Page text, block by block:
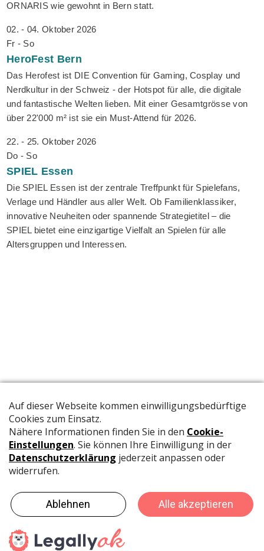
ORNARIS wie gewohnt in Bern statt.
02. - 04. Oktober 2026
Fr - So
HeroFest Bern
Das Herofest ist DIE Convention für Gaming, Cosplay und
Nerdkultur in der Schweiz - der Hotspot für alle, die digitale
und fantastische Welten lieben. Mit einer Gesamtgrösse von
über 22'000 m² ist sie ein Must-Attend für 2026.
22. - 25. Oktober 2026
Do - So
SPIEL Essen
Die SPIEL Essen ist der zentrale Treffpunkt für Spielefans,
Verlage und Händler aus aller Welt. Ob Familienklassiker,
innovative Neuheiten oder spannende Strategietitel – die
SPIEL bietet eine einzigartige Vielfalt an Spielen für alle
Altersgruppen und Interessen.
Die offizielle Publikation der Schweizer Papeterien informiert
Meldungen aus der Branche.